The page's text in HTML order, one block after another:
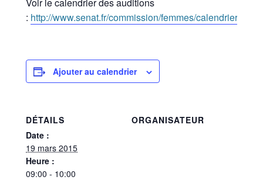
: http://www.senat.fr/commission/femmes/calendrier.html
Ajouter au calendrier
DÉTAILS
Date :
19 mars 2015
Heure :
09:00 - 10:00
ORGANISATEUR